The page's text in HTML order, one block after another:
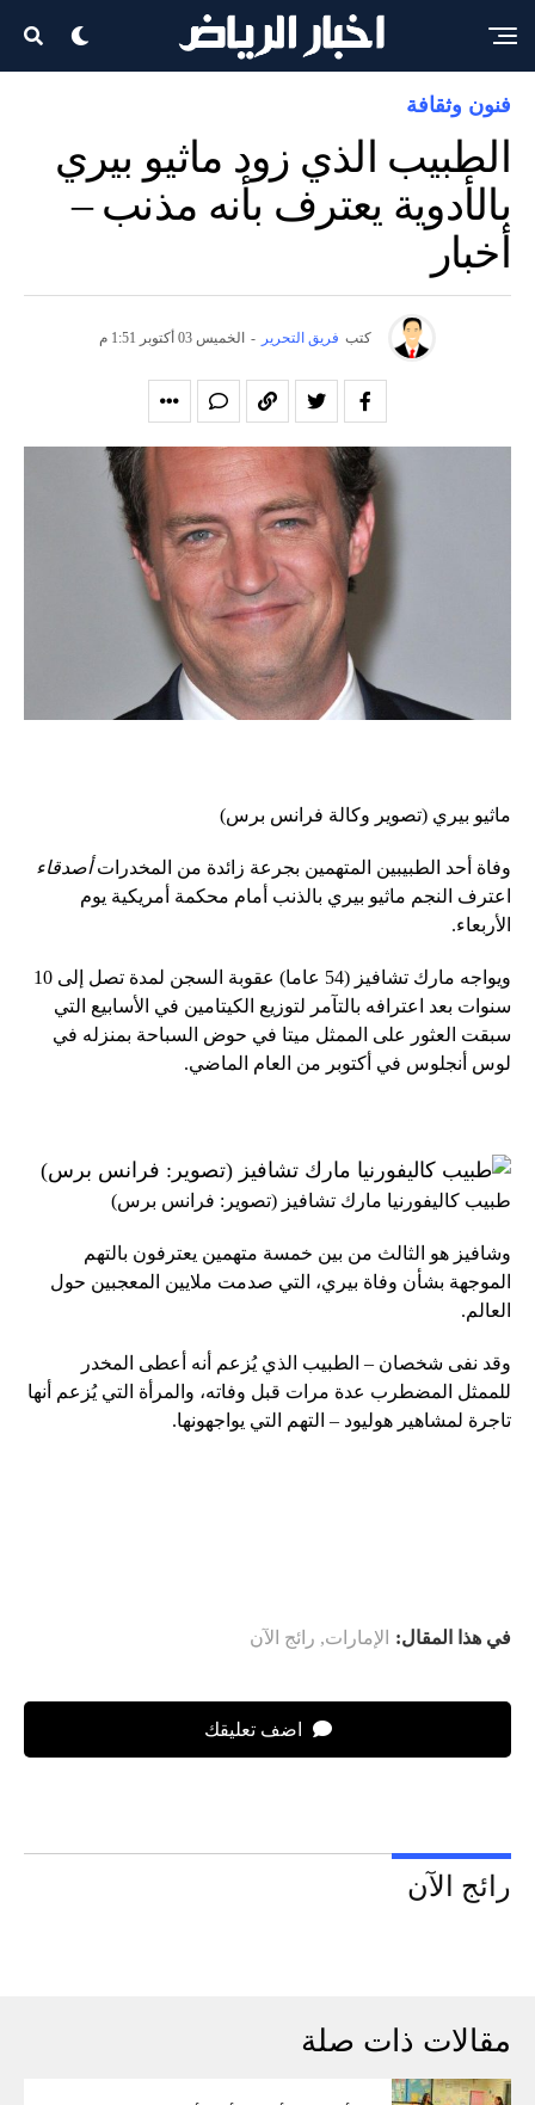
فنون وثقافة
الطبيب الذي زود ماثيو بيري
بالأدوية يعترف بأنه مذنب –
أخبار
كتب فريق التحرير - الخميس 03 أكتوبر 1:51 م
ماثيو بيري (تصوير وكالة فرانس برس)
وفاة أحد الطبيبين المتهمين بجرعة زائدة من المخدراتأصدقاء
اعترف النجم ماثيو بيري بالذنب أمام محكمة أمريكية يوم
الأربعاء.
ويواجه مارك تشافيز (54 ​​عاما) عقوبة السجن لمدة تصل إلى 10
سنوات بعد اعترافه بالتآمر لتوزيع الكيتامين في الأسابيع التي
سبقت العثور على الممثل ميتا في حوض السباحة بمنزله في
لوس أنجلوس في أكتوبر من العام الماضي.
طبيب كاليفورنيا مارك تشافيز (تصوير: فرانس برس)
وشافيز هو الثالث من بين خمسة متهمين يعترفون بالتهم
الموجهة بشأن وفاة بيري، التي صدمت ملايين المعجبين حول
العالم.
وقد نفى شخصان – الطبيب الذي يُزعم أنه أعطى المخدر
للممثل المضطرب عدة مرات قبل وفاته، والمرأة التي يُزعم أنها
تاجرة لمشاهير هوليود – التهم التي يواجهونها.
في هذا المقال: الإمارات, رائج الآن
اضف تعليقك
رائج الآن
مقالات ذات صلة